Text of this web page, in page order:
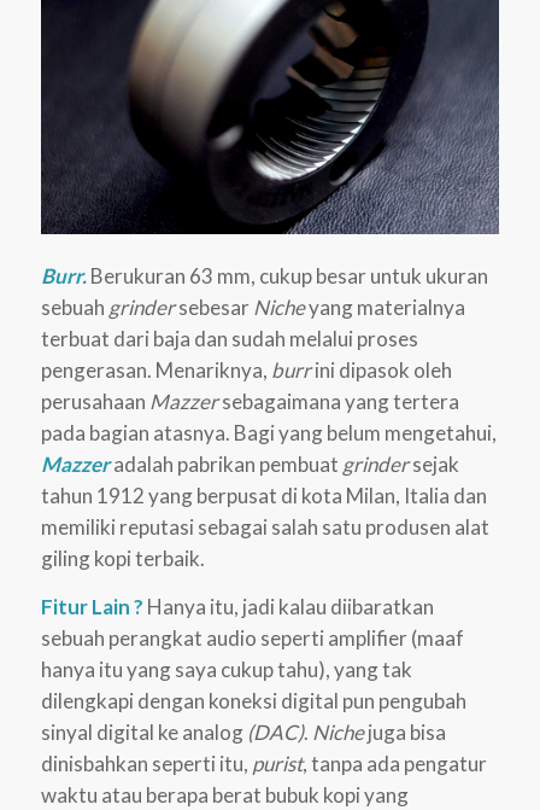
Burr.Berukuran 63 mm, cukup besar untuk ukuran
sebuah grindersebesar Nicheyang materialnya
terbuat dari baja dan sudah melalui proses
pengerasan. Menariknya, burrini dipasok oleh
perusahaan Mazzersebagaimana yang tertera
pada bagian atasnya. Bagi yang belum mengetahui,
Mazzeradalah pabrikan pembuat grindersejak
tahun 1912 yang berpusat di kota Milan, Italia dan
memiliki reputasi sebagai salah satu produsen alat
giling kopi terbaik.
Fitur Lain ? Hanya itu, jadi kalau diibaratkan
sebuah perangkat audio seperti amplifier (maaf
hanya itu yang saya cukup tahu), yang tak
dilengkapi dengan koneksi digital pun pengubah
sinyal digital ke analog (DAC). Nichejuga bisa
dinisbahkan seperti itu, purist, tanpa ada pengatur
waktu atau berapa berat bubuk kopi yang